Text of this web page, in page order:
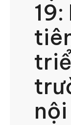
19: